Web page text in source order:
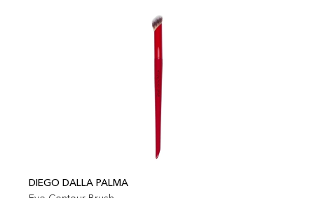
DIEGO DALLA PALMA